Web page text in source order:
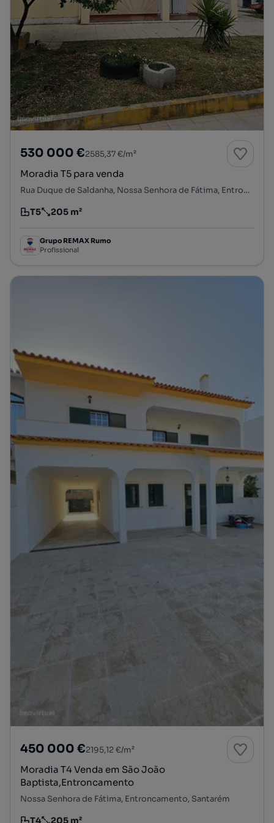
530 000 €2585,37 €/m²
Moradia T5 para venda
Rua Duque de Saldanha, Nossa Senhora de Fátima, Entroncamento, Santarém
Tipologia
T5
Preço por metro quadrado
205 m²
Grupo REMAX Rumo
Profissional
450 000 €2195,12 €/m²
Moradia T4 Venda em São João
Baptista,Entroncamento
Nossa Senhora de Fátima, Entroncamento, Santarém
T4 205 m²